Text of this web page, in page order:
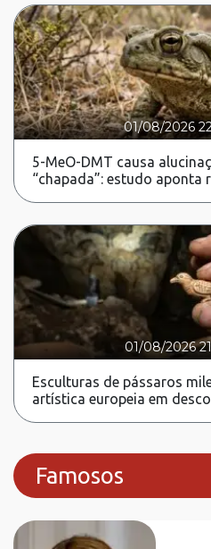
01/08/2026
5-MeO-DMT causa
“chapada”: estudo aponta
01/08/2026
Esculturas de pássaros
artística europeia em
Famosos